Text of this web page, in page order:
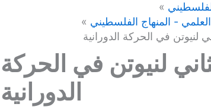
لنيوتن في الحركة
الدورانية